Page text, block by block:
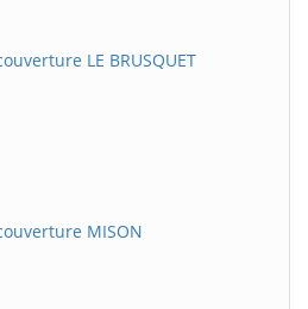
LE BRUSQUET
MISON